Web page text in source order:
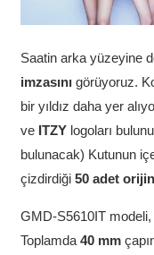
Saatin arka yüzeyine
imzasınıgörüyoruz.
bir yıldız daha yer
ve ITZYlogoları
bulunacak) Kutunun
çizdirdiği 50 adet
GMD-S5610IT modeli,
Toplamda 40 mm